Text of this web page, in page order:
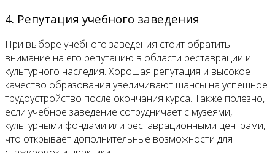
4. Репутация учебного заведения
При выборе учебного заведения стоит обратить
внимание на его репутацию в области реставрации и
культурного наследия. Хорошая репутация и высокое
качество образования увеличивают шансы на успешное
трудоустройство после окончания курса. Также полезно,
если учебное заведение сотрудничает с музеями,
культурными фондами или реставрационными центрами,
что открывает дополнительные возможности для